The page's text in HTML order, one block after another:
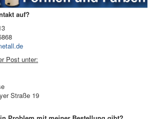
auf?
Post unter:
Straße 19